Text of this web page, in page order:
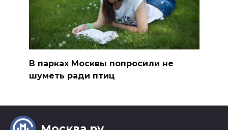
В парках Москвы попросили не
шуметь ради птиц